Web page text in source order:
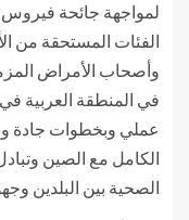
لمواجهة جائحة
الفئات المستحقة من
وأصحاب الأمراض
في المنطقة العربية
عملي وبخطوات جادة
الكامل مع الصين
الصحية بين البلدين